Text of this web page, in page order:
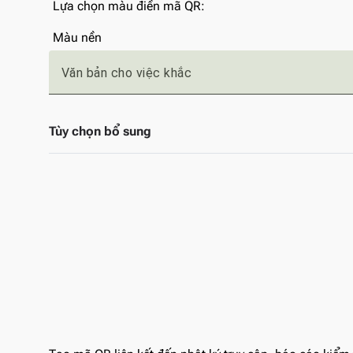
Lựa chọn màu điền mã QR:
Màu nền
Văn bản cho việc khắc
Tùy chọn bổ sung